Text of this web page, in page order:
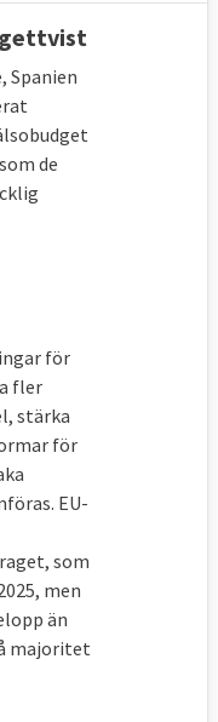
.
ökad
fattiga
ges
nedan.
Spanien
de
för
fler
stärka
för
EU-
som
men
än
majoritet